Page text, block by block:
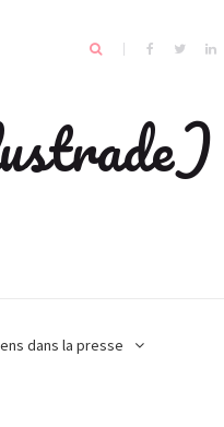
dans la presse